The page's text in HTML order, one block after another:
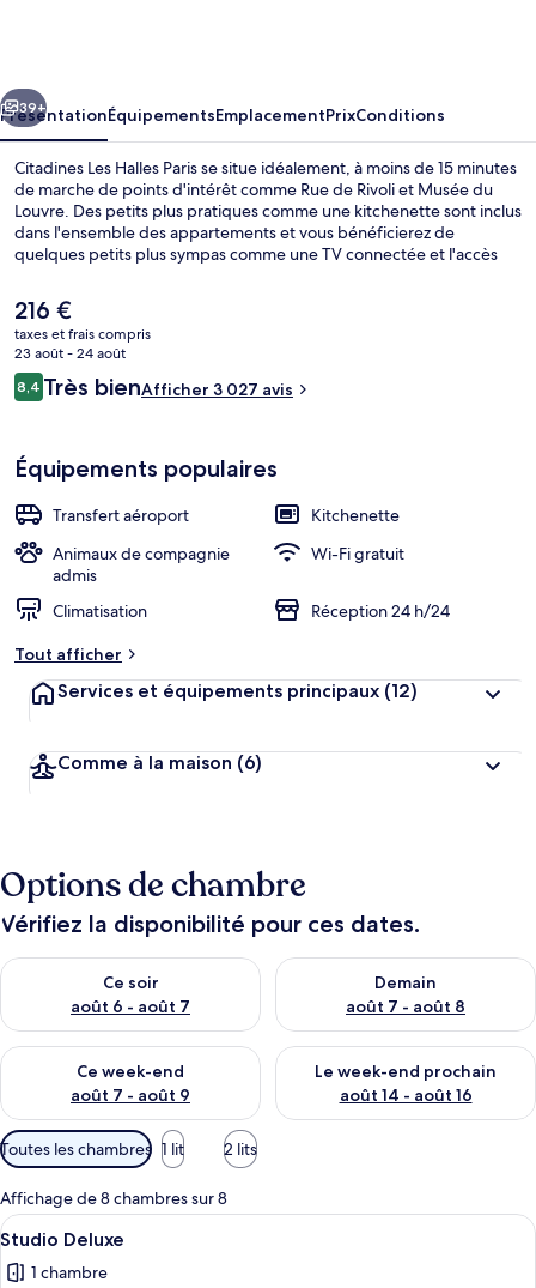
Suivant
39+
PrésentationÉquipementsEmplacementPrixConditions
Citadines Les Halles Paris se situe idéalement, à moins de 15 minutes
de marche de points d'intérêt comme Rue de Rivoli et Musée du
Louvre. Des petits plus pratiques comme une kitchenette sont inclus
dans l'ensemble des appartements et vous bénéficierez de
quelques petits plus sympas comme une TV connectée et l'accès
remportent un franc succès auprès des autres voyageurs. Quelques
minutes de marche seulement séparent l'hébergement des
transports publics : Station de métro Châtelet est accessible en
quelques foulées et Station de métro Les Halles se situe à 4 min à
pied.
Le
prix
actuel
est
de
216 €
taxes et frais compris
23 août - 24 août
Avis
voyageurs
8,48,4 sur 10
Très bienAfficher 3 027 avis
Équipements populaires
Transfert aéroport
Kitchenette
Animaux de compagnie
admis
Wi-Fi gratuit
Climatisation
Réception 24 h/24
Tout afficher
Services et équipements principaux (12)
Comme à la maison (6)
Options de chambre
Vérifiez la disponibilité pour ces dates.
Ce soir
août 6 - août 7
Vérifier la disponibilité pour ce soir août 6 - août 7
Demain
août 7 - août 8
Vérifier la disponibilité pour
Ce week-end
août 7 - août 9
Vérifier la disponibilité pour ce week-end août 7 - août 9
Le week-end prochain
août 14 - août 16
Vérifier la disponibilité pour
Filtres
disponibles
pour
les
chambres
Toutes les chambres 1 lit 2 lits
Affichage de 8 chambres sur 8
Afficher
toutes
les
Studio Deluxe | Coffres-forts dans
6
Studio Deluxe
1 chambre